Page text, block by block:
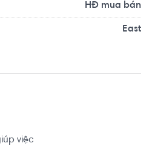
HĐ mua bán
East
việc